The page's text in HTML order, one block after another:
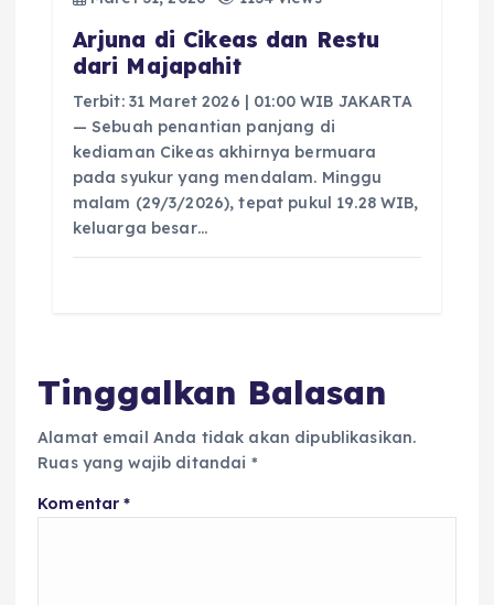
Arjuna di Cikeas dan Restu
dari Majapahit
Terbit: 31 Maret 2026 | 01:00 WIB JAKARTA
— Sebuah penantian panjang di
kediaman Cikeas akhirnya bermuara
pada syukur yang mendalam. Minggu
malam (29/3/2026), tepat pukul 19.28 WIB,
keluarga besar…
Tinggalkan Balasan
Alamat email Anda tidak akan dipublikasikan.
Ruas yang wajib ditandai *
Komentar*